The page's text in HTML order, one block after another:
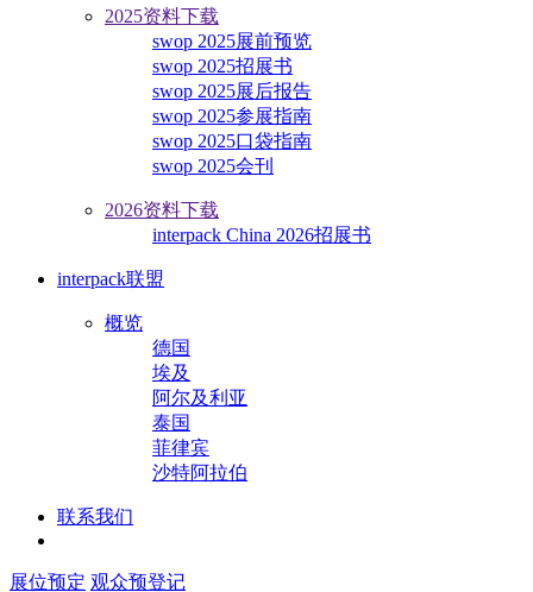
2025资料下载
swop 2025展前预览
swop 2025招展书
swop 2025展后报告
swop 2025参展指南
swop 2025口袋指南
swop 2025会刊
2026资料下载
interpack China 2026招展书
interpack联盟
概览
德国
埃及
阿尔及利亚
泰国
菲律宾
沙特阿拉伯
联系我们
展位预定 观众预登记